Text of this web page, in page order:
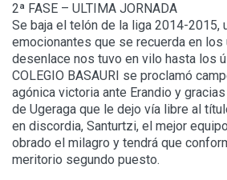
2ª FASE – ULTIMA JORNADA
Se baja el telón de la liga 2014-2015,
emocionantes que se recuerda en
desenlace nos tuvo en vilo hasta los
COLEGIO BASAURI se proclamó
agónica victoria ante Erandio y
de Ugeraga que le dejo vía libre al
en discordia, Santurtzi, el mejor
obrado el milagro y tendrá que
meritorio segundo puesto.